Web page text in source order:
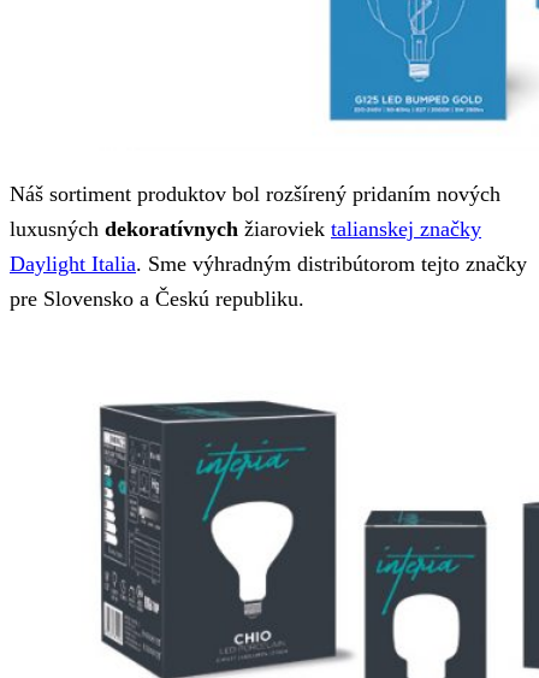
Náš sortiment produktov bol rozšírený pridaním nových
luxusných dekoratívnych žiaroviek talianskej značky
Daylight Italia. Sme výhradným distribútorom tejto značky
pre Slovensko a Českú republiku.